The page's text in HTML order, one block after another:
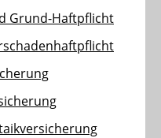
Grund-Haftpflicht